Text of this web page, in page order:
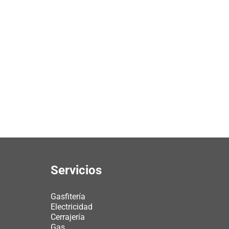
Servicios
Gasfitería
Electricidad
Cerrajería
Gas